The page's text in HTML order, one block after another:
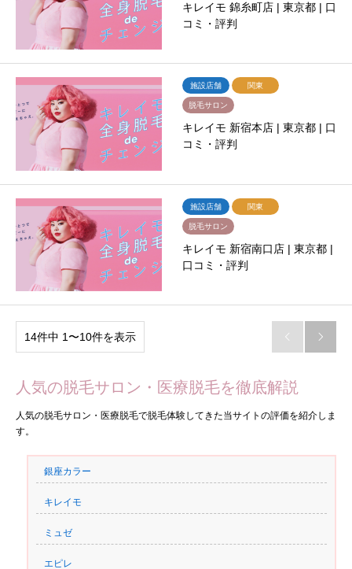
キレイモ 錦糸町店 | 東京都 | 口
コミ・評判
施設店舗 関東
脱毛サロン
キレイモ 新宿本店 | 東京都 | 口
コミ・評判
施設店舗 関東
脱毛サロン
キレイモ 新宿南口店 | 東京都 |
口コミ・評判
14件中 1〜10件を表示  
人気の脱毛サロン・医療脱毛を徹底解説
人気の脱毛サロン・医療脱毛で脱毛体験してきた当サイトの評価を紹介しま
す。
銀座カラー
キレイモ
ミュゼ
エピレ